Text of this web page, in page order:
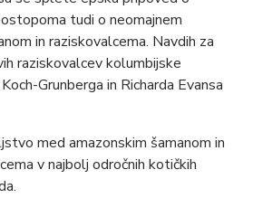
tudi o neomajnem
in raziskovalcema. Navdih za
raziskovalcev kolumbijske
Grunberga in Richarda Evansa
med amazonskim šamanom in
v najbolj odročnih kotičkih